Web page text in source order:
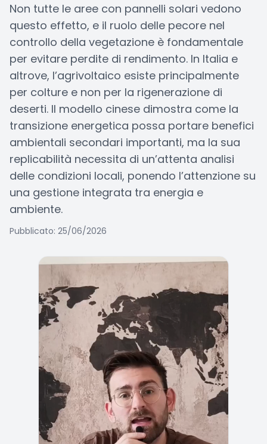
Non tutte le aree con pannelli solari vedono
questo effetto, e il ruolo delle pecore nel
controllo della vegetazione è fondamentale
per evitare perdite di rendimento. In Italia e
altrove, l’agrivoltaico esiste principalmente
per colture e non per la rigenerazione di
deserti. Il modello cinese dimostra come la
transizione energetica possa portare benefici
ambientali secondari importanti, ma la sua
replicabilità necessita di un’attenta analisi
delle condizioni locali, ponendo l’attenzione su
una gestione integrata tra energia e
ambiente.
Pubblicato: 25/06/2026